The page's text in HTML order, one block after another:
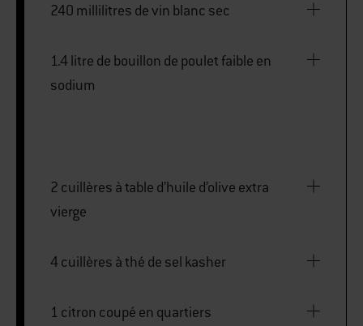
240 millilitres de vin blanc sec
1.4 litre de bouillon de poulet faible en
sodium
2 cuillères à table d’huile d’olive extra
vierge
4 cuillères à thé de sel kasher
1 citron coupé en quartiers